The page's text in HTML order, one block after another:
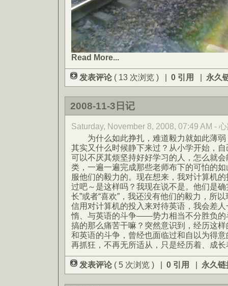
Read More...
发表评论 ( 13 次浏览 ) | 0 引用 | 永久
2008-11-3日记
Saturday, November 8, 2008, 07:49 AM -
为什么如此挣扎，难道毅力就如此薄弱
其实又什么时候静下来过？从小学开始，
可以不厌其烦坚持好好学习的人，怎么就
类，一遍一遍完成那些老师布下的可怕的
服他们的毅力的。现在想来，我对计算机
过吧～是这样吗？我现在说不是。他们是
长”或者“喜欢”，我还没有他们的毅力，所
信用对计算机的投入来对待英语，我会差
惰、与英语的斗争——势力相当不分胜负的
搞的那么痛苦干嘛？突然意识到，经历这
和英语的斗争，曾经也面临过和自以为得
再抓狂，不再无所适从，只是经历着、成长
发表评论 ( 5 次浏览 ) | 0 引用 | 永久链